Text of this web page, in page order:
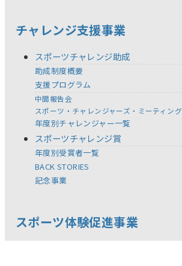
チャレンジ支援事業
スポーツチャレンジ助成
助成制度概要
支援プログラム
中間報告会
スポーツ・チャレンジャーズ・ミーティング
年度別チャレンジャー一覧
スポーツチャレンジ賞
年度別受賞者一覧
BACK STORIES
記念事業
スポーツ体験促進事業